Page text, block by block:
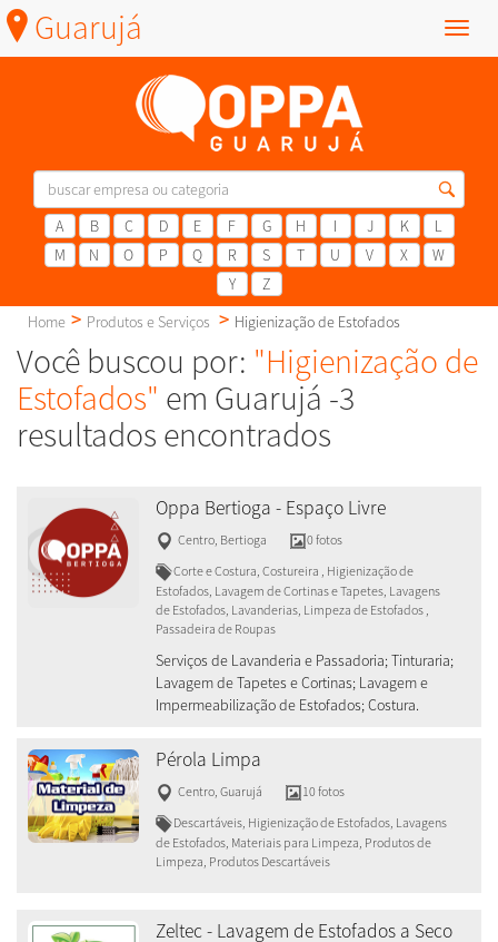
Menu
Guarujá
A B C D E F G H I J K
L
M
N O P Q R S T U V X
W
Y
Z
Home
Produtos e Serviços Higienização de Estofados
Você buscou por: "Higienização de
Estofados" em Guarujá -3
resultados encontrados
Oppa Bertioga - Espaço Livre
Centro, Bertioga
0 fotos
Corte e Costura, Costureira , Higienização de
Estofados, Lavagem de Cortinas e Tapetes, Lavagens
de Estofados, Lavanderias, Limpeza de Estofados ,
Passadeira de Roupas
Serviços de Lavanderia e Passadoria; Tinturaria;
Lavagem de Tapetes e Cortinas; Lavagem e
Impermeabilização de Estofados; Costura.
Pérola Limpa
Centro, Guarujá
10 fotos
Descartáveis, Higienização de Estofados, Lavagens
de Estofados, Materiais para Limpeza, Produtos de
Limpeza, Produtos Descartáveis
Zeltec - Lavagem de Estofados a Seco